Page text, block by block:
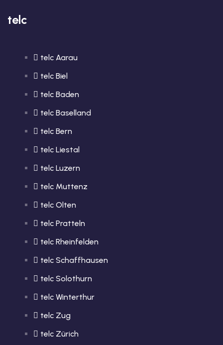
telc
telc Aarau
telc Biel
telc Baden
telc Baselland
telc Bern
telc Liestal
telc Luzern
telc Muttenz
telc Olten
telc Pratteln
telc Rheinfelden
telc Schaffhausen
telc Solothurn
telc Winterthur
telc Zug
telc Zürich